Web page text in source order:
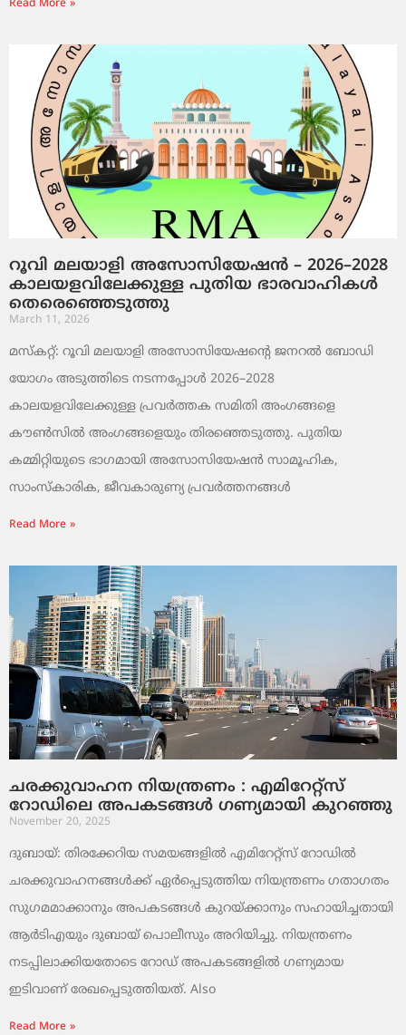
Read More »
റൂവി മലയാളി അസോസിയേഷൻ – 2026–2028
കാലയളവിലേക്കുള്ള പുതിയ ഭാരവാഹികൾ
തെരെഞ്ഞെടുത്തു
March 11, 2026
മസ്കറ്റ്: റൂവി മലയാളി അസോസിയേഷന്റെ ജനറൽ ബോഡി
യോഗം അടുത്തിടെ നടന്നപ്പോൾ 2026–2028
കാലയളവിലേക്കുള്ള പ്രവർത്തക സമിതി അംഗങ്ങളെ
കൗൺസിൽ അംഗങ്ങളെയും തിരഞ്ഞെടുത്തു. പുതിയ
കമ്മിറ്റിയുടെ ഭാഗമായി അസോസിയേഷൻ സാമൂഹിക,
സാംസ്‌കാരിക, ജീവകാരുണ്യ പ്രവർത്തനങ്ങൾ
Read More »
ചരക്കുവാഹന നിയന്ത്രണം : എമിറേറ്റ്സ്
റോഡിലെ അപകടങ്ങൾ ഗണ്യമായി കുറഞ്ഞു
November 20, 2025
ദുബായ്: തിരക്കേറിയ സമയങ്ങളിൽ എമിറേറ്റ്സ് റോഡിൽ
ചരക്കുവാഹനങ്ങൾക്ക് ഏർപ്പെടുത്തിയ നിയന്ത്രണം ഗതാഗതം
സുഗമമാക്കാനും അപകടങ്ങൾ കുറയ്ക്കാനും സഹായിച്ചതായി
ആർടിഎയും ദുബായ് പൊലീസും അറിയിച്ചു. നിയന്ത്രണം
നടപ്പിലാക്കിയതോടെ റോഡ് അപകടങ്ങളിൽ ഗണ്യമായ
ഇടിവാണ് രേഖപ്പെടുത്തിയത്. Also
Read More »